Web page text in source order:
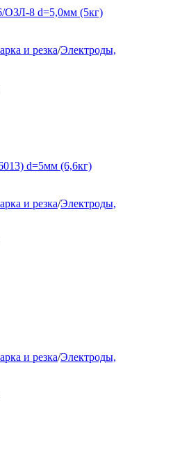
ОЗЛ-8 d=5,0мм (5кг)
и резка/Электроды,
d=5мм (6,6кг)
и резка/Электроды,
и резка/Электроды,